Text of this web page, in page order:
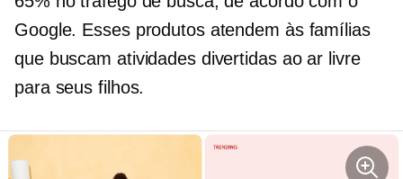
Google. Esses produtos atendem às famílias
que buscam atividades divertidas ao ar livre
para seus filhos.